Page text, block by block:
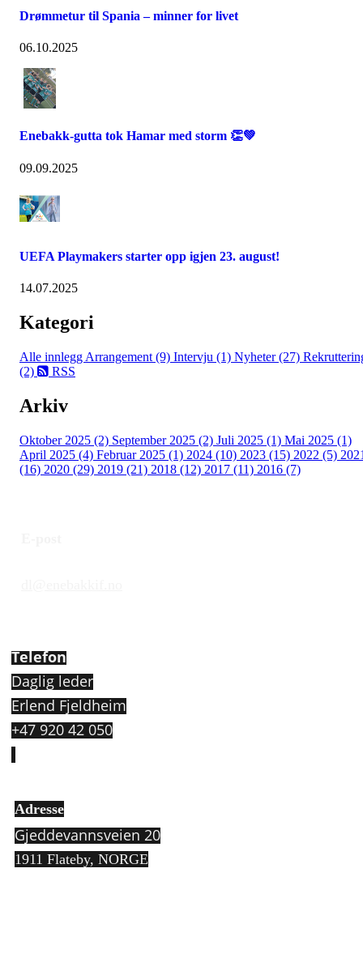
Drømmetur til Spania – minner for livet
06.10.2025
Enebakk-gutta tok Hamar med storm 👏💚
09.09.2025
UEFA Playmakers starter opp igjen 23. august!
14.07.2025
Kategori
Alle innlegg Arrangement (9) Intervju (1) Nyheter (27)
(2)
RSS
Arkiv
Oktober 2025 (2) September 2025 (2) Juli 2025 (1) Mai 2025 (1)
April 2025 (4) Februar 2025 (1) 2024 (10) 2023 (15) 2022 (5)
(16) 2020 (29) 2019 (21) 2018 (12) 2017 (11) 2016 (7)
Telefon
Daglig leder
Erlend Fjeldheim
+47 920 42 050
Adresse
Gjeddevannsveien 20
1911 Flateby, NORGE